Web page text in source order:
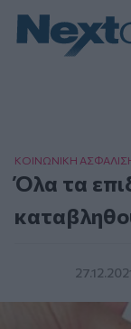
ΚΟΙΝΩΝΙΚΗ
Όλα τα